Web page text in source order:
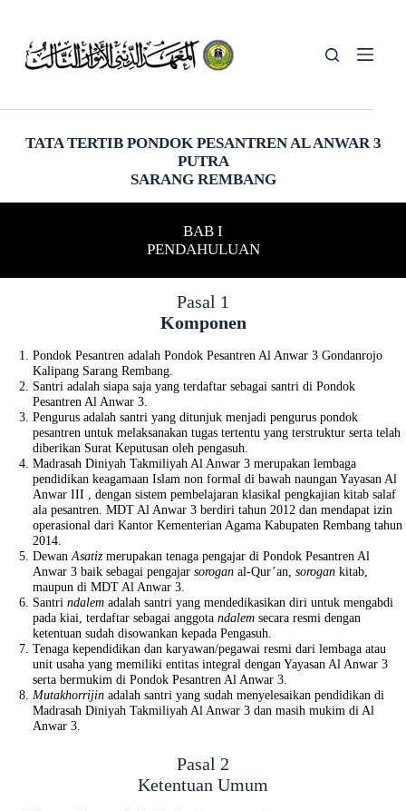
content
TATA TERTIB PONDOK PESANTREN AL ANWAR 3
PUTRA
SARANG REMBANG
BAB I
PENDAHULUAN
Pasal 1
Komponen
Pondok Pesantren adalah Pondok Pesantren Al Anwar 3 Gondanrojo
Kalipang Sarang Rembang.
Santri adalah siapa saja yang terdaftar sebagai santri di Pondok
Pesantren Al Anwar 3.
Pengurus adalah santri yang ditunjuk menjadi pengurus pondok
pesantren untuk melaksanakan tugas tertentu yang terstruktur serta telah
diberikan Surat Keputusan oleh pengasuh.
Madrasah Diniyah Takmiliyah Al Anwar 3 merupakan lembaga
pendidikan keagamaan Islam non formal di bawah naungan Yayasan Al
Anwar III , dengan sistem pembelajaran klasikal pengkajian kitab salaf
ala pesantren. MDT Al Anwar 3 berdiri tahun 2012 dan mendapat izin
operasional dari Kantor Kementerian Agama Kabupaten Rembang tahun
2014.
Dewan Asatizmerupakan tenaga pengajar di Pondok Pesantren Al
Anwar 3 baik sebagai pengajar sorogan al-Qur’an, sorogan kitab,
maupun di MDT Al Anwar 3.
Santri ndalem adalah santri yang mendedikasikan diri untuk mengabdi
pada kiai, terdaftar sebagai anggota ndalem secara resmi dengan
ketentuan sudah disowankan kepada Pengasuh.
Tenaga kependidikan dan karyawan/pegawai resmi dari lembaga atau
unit usaha yang memiliki entitas integral dengan Yayasan Al Anwar 3
serta bermukim di Pondok Pesantren Al Anwar 3.
Mutakhorrijin adalah santri yang sudah menyelesaikan pendidikan di
Madrasah Diniyah Takmiliyah Al Anwar 3 dan masih mukim di Al
Anwar 3.
Pasal 2
Ketentuan Umum